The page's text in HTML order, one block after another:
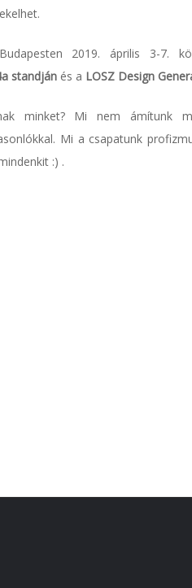
2019. április 3-7.
standján és a LOSZ Design
minket? Mi nem ámítunk
Mi a csapatunk
:) .